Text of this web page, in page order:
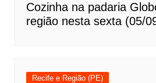
Cozinha na padaria
região nesta sexta (05/
Recife e Região (PE)